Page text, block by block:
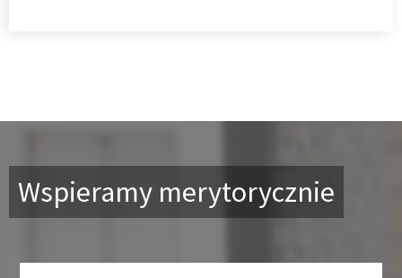
Wspieramy merytorycznie